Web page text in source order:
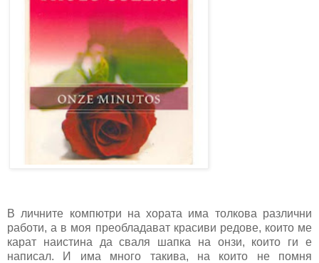
В личните компютри на хората има толкова различни
работи, а в моя преобладават красиви редове, които ме
карат наистина да сваля шапка на онзи, които ги е
написал. И има много такива, на които не помня